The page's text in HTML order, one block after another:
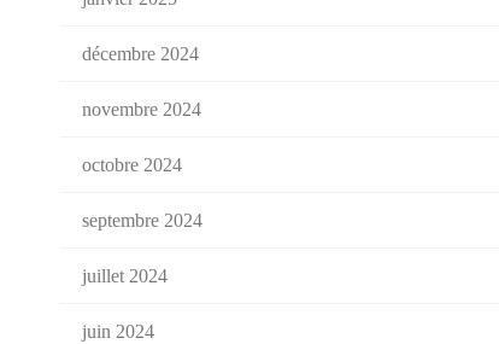
décembre 2024
novembre 2024
octobre 2024
septembre 2024
juillet 2024
juin 2024